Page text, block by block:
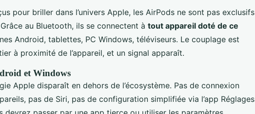
pour briller dans l’univers Apple, les AirPods ne sont pas exclusifs
au Bluetooth, ils se connectent à tout appareil doté de ce
Android, tablettes, PC Windows, téléviseurs. Le couplage est
à proximité de l’appareil, et un signal apparaît.
et Windows
Apple disparaît en dehors de l’écosystème. Pas de connexion
pas de Siri, pas de configuration simplifiée via l’app Réglages